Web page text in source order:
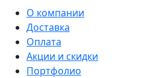
О компании
Доставка
Оплата
Акции и скидки
Портфолио